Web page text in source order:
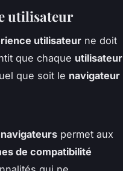
utilisateur
utilisateur ne doit
que chaque utilisateur
que soit le navigateur
navigateurs permet aux
de compatibilité